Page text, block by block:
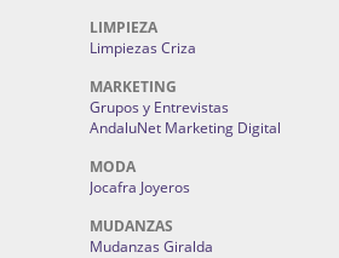
LIMPIEZA
Limpiezas Criza
MARKETING
Grupos y Entrevistas
AndaluNet Marketing Digital
MODA
Jocafra Joyeros
MUDANZAS
Mudanzas Giralda